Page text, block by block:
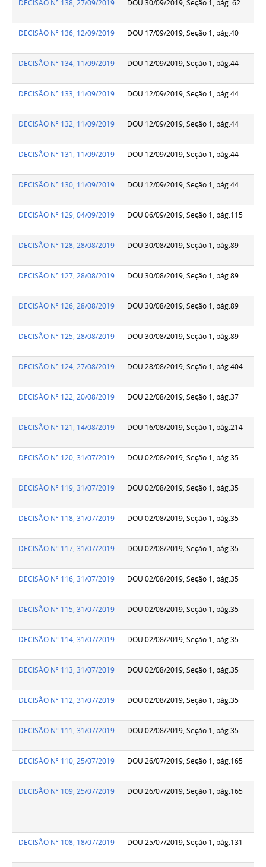
DECISÃO Nº 138, 27/09/2019 DOU 30/09/2019, Seção 1, pág. 62
DECISÃO Nº 136, 12/09/2019 DOU 17/09/2019, Seção 1, pág.40
DECISÃO Nº 134, 11/09/2019 DOU 12/09/2019, Seção 1, pág.44
DECISÃO Nº 133, 11/09/2019 DOU 12/09/2019, Seção 1, pág.44
DECISÃO Nº 132, 11/09/2019 DOU 12/09/2019, Seção 1, pág.44
DECISÃO Nº 131, 11/09/2019 DOU 12/09/2019, Seção 1, pág.44
DECISÃO Nº 130, 11/09/2019 DOU 12/09/2019, Seção 1, pág.44
DECISÃO Nº 129, 04/09/2019 DOU 06/09/2019, Seção 1, pág.115
DECISÃO Nº 128, 28/08/2019 DOU 30/08/2019, Seção 1, pág.89
DECISÃO Nº 127, 28/08/2019 DOU 30/08/2019, Seção 1, pág.89
DECISÃO Nº 126, 28/08/2019 DOU 30/08/2019, Seção 1, pág.89
DECISÃO Nº 125, 28/08/2019 DOU 30/08/2019, Seção 1, pág.89
DECISÃO Nº 124, 27/08/2019 DOU 28/08/2019, Seção 1, pág.404
DECISÃO Nº 122, 20/08/2019 DOU 22/08/2019, Seção 1, pág.37
DECISÃO Nº 121, 14/08/2019 DOU 16/08/2019, Seção 1, pág.214
DECISÃO Nº 120, 31/07/2019 DOU 02/08/2019, Seção 1, pág.35
DECISÃO Nº 119, 31/07/2019 DOU 02/08/2019, Seção 1, pág.35
DECISÃO Nº 118, 31/07/2019 DOU 02/08/2019, Seção 1, pág.35
DECISÃO Nº 117, 31/07/2019 DOU 02/08/2019, Seção 1, pág.35
DECISÃO Nº 116, 31/07/2019 DOU 02/08/2019, Seção 1, pág.35
DECISÃO Nº 115, 31/07/2019 DOU 02/08/2019, Seção 1, pág.35
DECISÃO Nº 114, 31/07/2019 DOU 02/08/2019, Seção 1, pág.35
DECISÃO Nº 113, 31/07/2019 DOU 02/08/2019, Seção 1, pág.35
DECISÃO Nº 112, 31/07/2019 DOU 02/08/2019, Seção 1, pág.35
DECISÃO Nº 111, 31/07/2019 DOU 02/08/2019, Seção 1, pág.35
DECISÃO Nº 110, 25/07/2019 DOU 26/07/2019, Seção 1, pág.165
DECISÃO Nº 109, 25/07/2019 DOU 26/07/2019, Seção 1, pág.165
DECISÃO Nº 108, 18/07/2019 DOU 25/07/2019, Seção 1, pág.131